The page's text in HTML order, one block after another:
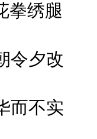
绣腿
夕改
不实